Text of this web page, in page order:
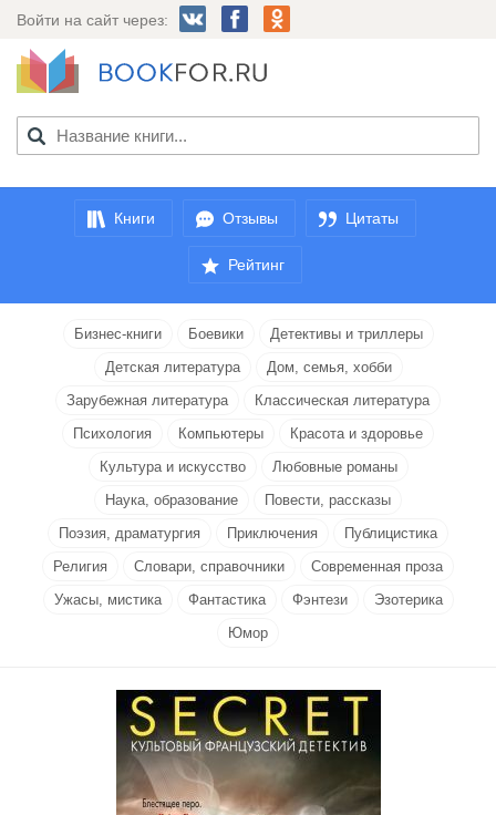
Войти на сайт через:
Книги Отзывы Цитаты
Рейтинг
Бизнес-книги Боевики
Детективы и триллеры
Детская литература
Дом, семья, хобби
Зарубежная литература
Классическая литература
Психология
Компьютеры
Красота и здоровье
Культура и искусство
Любовные романы
Наука, образование
Повести, рассказы
Поэзия, драматургия
Приключения
Публицистика
Религия
Словари, справочники
Современная проза
Ужасы, мистика
Фантастика Фэнтези
Эзотерика
Юмор